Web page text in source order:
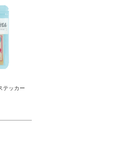
テッカー